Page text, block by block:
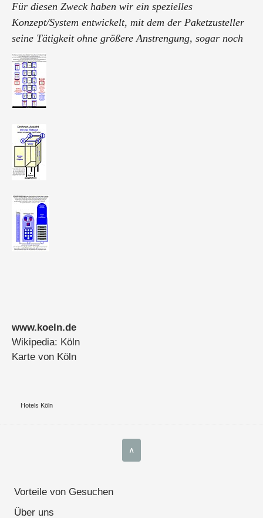
Für diesen Zweck haben wir ein spezielles
Konzept/System entwickelt, mit dem der Paketzusteller
seine Tätigkeit ohne größere Anstrengung, sogar noch
schneller und einfacher als zuvor, durchführen kann.
Für den Betreiber wird dieses Milliardengeschäft ...
www.koeln.de
Wikipedia: Köln
Karte von Köln
Hotels Köln
∧
Vorteile von Gesuchen
Über uns